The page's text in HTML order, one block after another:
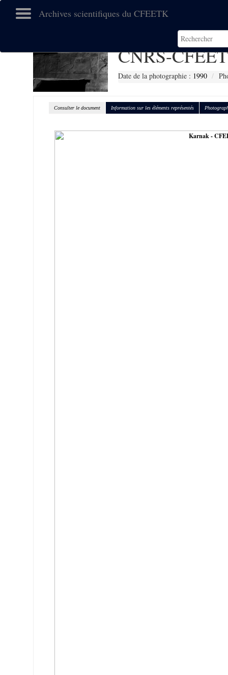
Archives scientifiques du CFEETK
CNRS-
Date de la photographie : 1990
Consulter le document Information sur les éléments représentés